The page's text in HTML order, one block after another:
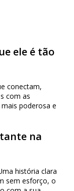
ele é tão
conectam,
com as
poderosa e
na
história clara
sem esforço, o